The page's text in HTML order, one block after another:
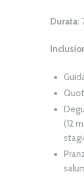
Durata:
(12